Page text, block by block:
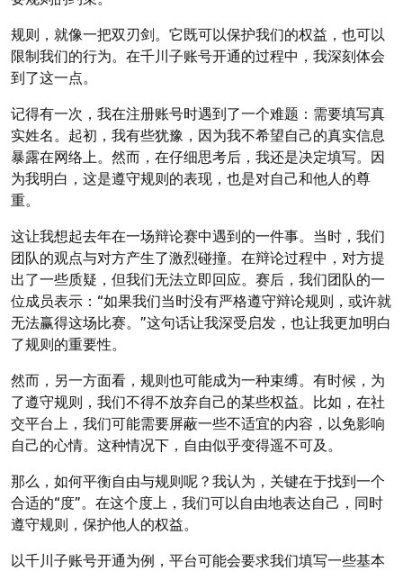
规则，就像一把双刃剑。它既可以保护我们的权益，也可以
限制我们的行为。在千川子账号开通的过程中，我深刻体会
到了这一点。
记得有一次，我在注册账号时遇到了一个难题：需要填写真
实姓名。起初，我有些犹豫，因为我不希望自己的真实信息
暴露在网络上。然而，在仔细思考后，我还是决定填写。因
为我明白，这是遵守规则的表现，也是对自己和他人的尊
重。
这让我想起去年在一场辩论赛中遇到的一件事。当时，我们
团队的观点与对方产生了激烈碰撞。在辩论过程中，对方提
出了一些质疑，但我们无法立即回应。赛后，我们团队的一
位成员表示：“如果我们当时没有严格遵守辩论规则，或许就
无法赢得这场比赛。”这句话让我深受启发，也让我更加明白
了规则的重要性。
然而，另一方面看，规则也可能成为一种束缚。有时候，为
了遵守规则，我们不得不放弃自己的某些权益。比如，在社
交平台上，我们可能需要屏蔽一些不适宜的内容，以免影响
自己的心情。这种情况下，自由似乎变得遥不可及。
那么，如何平衡自由与规则呢？我认为，关键在于找到一个
合适的“度”。在这个度上，我们可以自由地表达自己，同时
遵守规则，保护他人的权益。
以千川子账号开通为例，平台可能会要求我们填写一些基本